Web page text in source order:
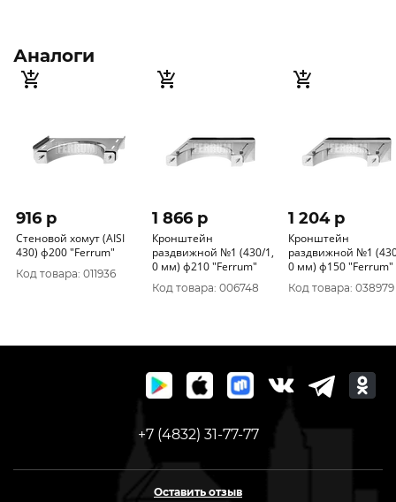
Аналоги
916 p
Стеновой хомут (AISI
430) ф200 "Ferrum"
Код товара: 011936
1 866 p
Кронштейн
раздвижной №1 (430/1,
0 мм) ф210 "Ferrum"
Код товара: 006748
1 204 p
Кронштейн
раздвижной №1
0 мм) ф150 "Ferrum"
Код товара: 038979
+7 (4832) 31-77-77
Оставить отзыв